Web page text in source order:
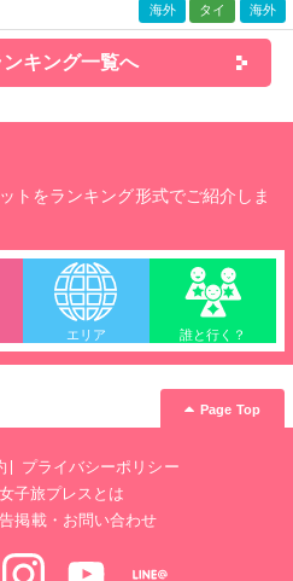
海外 タイ 海外
キング一覧へ
トをランキング形式でご紹介しま
エリア 誰と行く？
Page Top
プライバシーポリシー
女子旅プレスとは
掲載・お問い合わせ